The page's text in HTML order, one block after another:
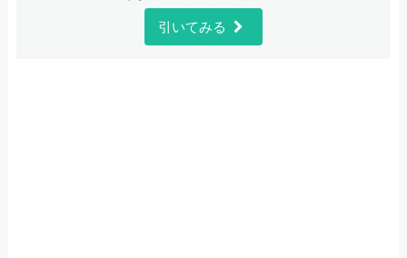
引いてみる